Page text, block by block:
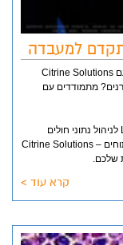
מתמודדים עם
בין אם אתם מחפשים LIMS לניהול תהליכי מעבדה, LIS לניהול נתוני חולים
ובדיקות רפואיות, או ELN לתיעוד חכם של מחקרים ופיתוחים – Citrine Solutions
שלכם.
קרא עוד >